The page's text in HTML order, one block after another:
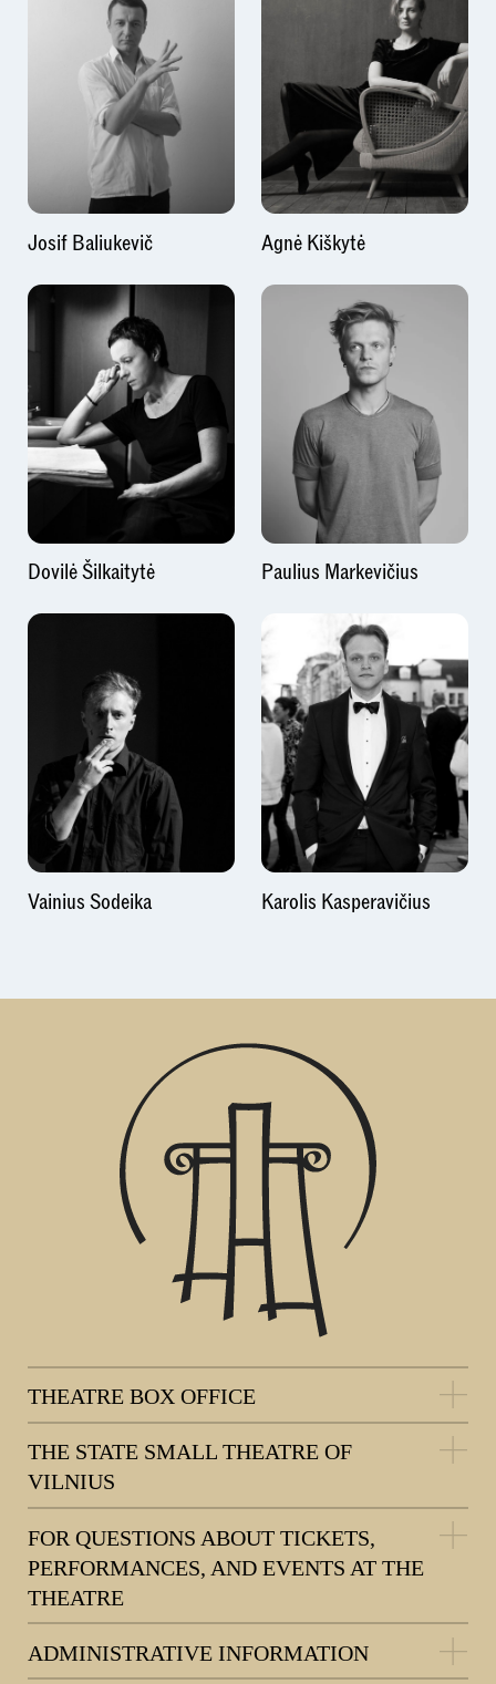
Josif Baliukevič Agnė Kiškytė
Dovilė Šilkaitytė Paulius Markevičius
Vainius Sodeika Karolis Kasperavičius
THEATRE BOX OFFICE
THE STATE SMALL THEATRE OF
VILNIUS
FOR QUESTIONS ABOUT TICKETS,
PERFORMANCES, AND EVENTS AT THE
THEATRE
ADMINISTRATIVE INFORMATION